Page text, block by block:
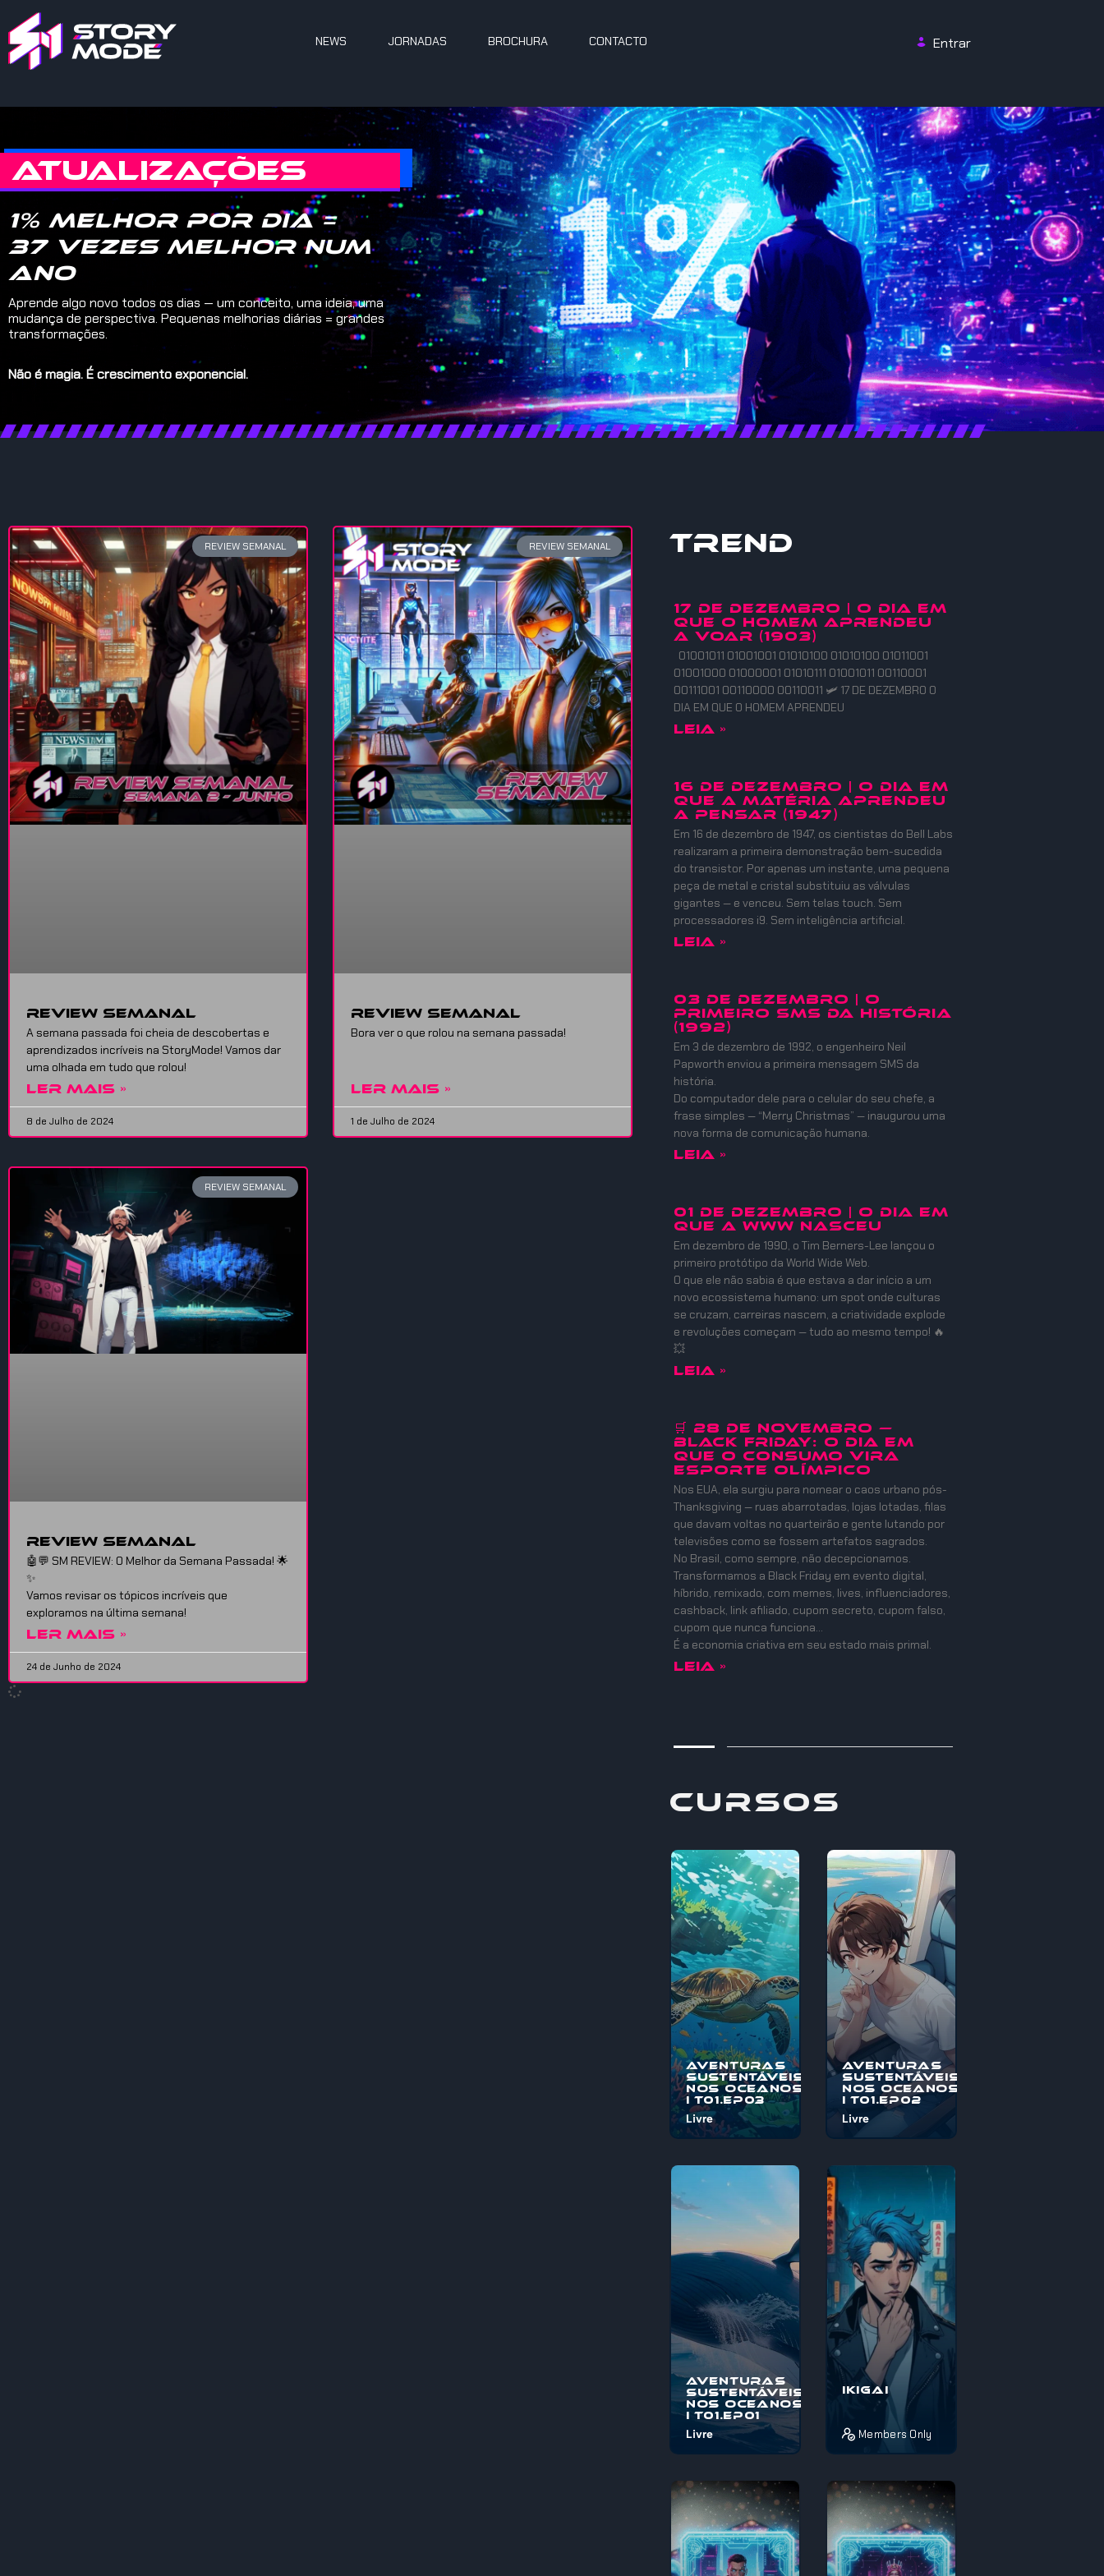
NEWS JORNADAS BROCHURA CONTACTO Entrar
ATUALIZAÇÕES
1% melhor por dia =
37 vezes melhor num
ano
Aprende algo novo todos os dias — um conceito, uma ideia, uma
mudança de perspectiva. Pequenas melhorias diárias = grandes
transformações.
Não é magia. É crescimento exponencial.
REVIEW SEMANAL
Review Semanal
A semana passada foi cheia de descobertas e
aprendizados incríveis na StoryMode! Vamos dar
uma olhada em tudo que rolou!
LER MAIS »
8 de Julho de 2024
REVIEW SEMANAL
Review Semanal
Bora ver o que rolou na semana passada!
LER MAIS »
1 de Julho de 2024
REVIEW SEMANAL
Review Semanal
🤖💬 SM REVIEW: O Melhor da Semana Passada! 🌟
✨
Vamos revisar os tópicos incríveis que
exploramos na última semana!
LER MAIS »
24 de Junho de 2024
Trend
17 DE DEZEMBRO | O DIA EM
QUE O HOMEM APRENDEU
A VOAR (1903)
01001011 01001001 01010100 01010100 01011001
01001000 01000001 01010111 01001011 00110001
00111001 00110000 00110011 🛩️ 17 DE DEZEMBRO O
DIA EM QUE O HOMEM APRENDEU
Leia »
16 DE DEZEMBRO | O DIA EM
QUE A MATÉRIA APRENDEU
A PENSAR (1947)
Em 16 de dezembro de 1947, os cientistas do Bell Labs
realizaram a primeira demonstração bem-sucedida
do transistor. Por apenas um instante, uma pequena
peça de metal e cristal substituiu as válvulas
gigantes — e venceu. Sem telas touch. Sem
processadores i9. Sem inteligência artificial.
Leia »
03 DE DEZEMBRO | O
PRIMEIRO SMS DA HISTÓRIA
(1992)
Em 3 de dezembro de 1992, o engenheiro Neil
Papworth enviou a primeira mensagem SMS da
história.
Do computador dele para o celular do seu chefe, a
frase simples — “Merry Christmas” — inaugurou uma
nova forma de comunicação humana.
Leia »
01 DE DEZEMBRO | O DIA EM
QUE A WWW NASCEU
Em dezembro de 1990, o Tim Berners-Lee lançou o
primeiro protótipo da World Wide Web.
O que ele não sabia é que estava a dar início a um
novo ecossistema humano: um spot onde culturas
se cruzam, carreiras nascem, a criatividade explode
e revoluções começam — tudo ao mesmo tempo! 🔥
💥
Leia »
🛒 28 de Novembro —
Black Friday: O Dia em
que o Consumo Vira
Esporte Olímpico
Nos EUA, ela surgiu para nomear o caos urbano pós-
Thanksgiving — ruas abarrotadas, lojas lotadas, filas
que davam voltas no quarteirão e gente lutando por
televisões como se fossem artefatos sagrados.
No Brasil, como sempre, não decepcionamos.
Transformamos a Black Friday em evento digital,
híbrido, remixado, com memes, lives, influenciadores,
cashback, link afiliado, cupom secreto, cupom falso,
cupom que nunca funciona…
É a economia criativa em seu estado mais primal.
Leia »
Cursos
Aventuras
Sustentáveis
nos Oceanos
I T01.EP03
Livre
Bem-vindo à
Sustentáveis nos
Oceanos", uma
pelos mistérios e
maravi...
Aventuras
Sustentáveis
nos Oceanos
I T01.EP02
Livre
Bem-vindo à
Sustentáveis nos
jornada épica
pelos mistérios e
maravi...
Aventuras
Sustentáveis
nos Oceanos
I T01.EP01
Livre
Bem-vindo à
Sustentáveis nos
Oceanos", uma
jornada épica
pelos mistérios e
maravi...
Ikigai
Members Only
Pois é! Se estás
perdido sobre o
que fazer da vida
ou não sabes
como aproveita...